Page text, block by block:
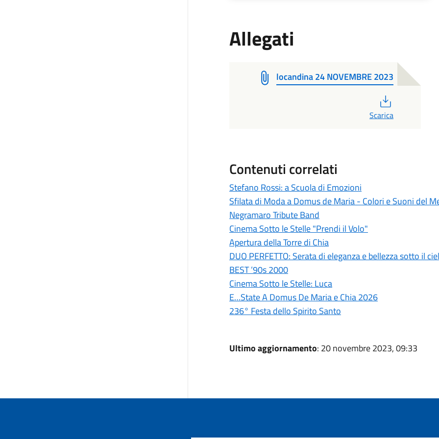
Allegati
locandina 24 NOVEMBRE 2023
Scarica
Contenuti correlati
Stefano Rossi: a Scuola di Emozioni
Sfilata di Moda a Domus de Maria - Colori e Suoni del
Negramaro Tribute Band
Cinema Sotto le Stelle "Prendi il Volo"
Apertura della Torre di Chia
DUO PERFETTO: Serata di eleganza e bellezza sotto il
BEST ’90s 2000
Cinema Sotto le Stelle: Luca
E…State A Domus De Maria e Chia 2026
236° Festa dello Spirito Santo
Ultimo aggiornamento: 20 novembre 2023, 09:33